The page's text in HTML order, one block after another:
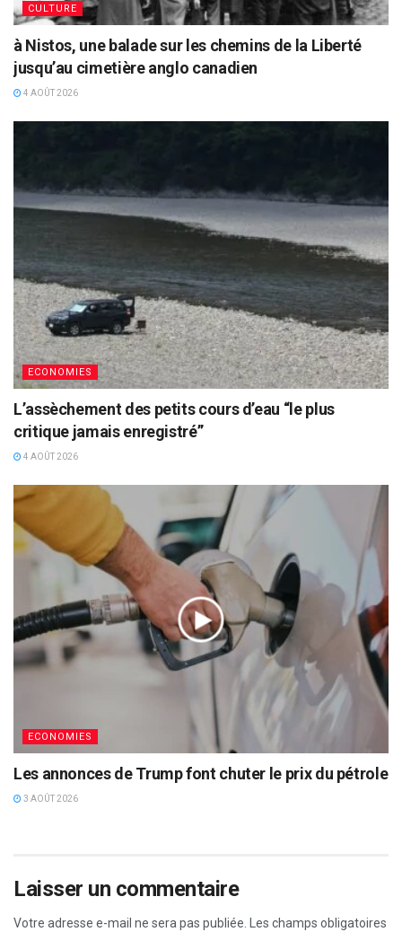
CULTURE
à Nistos, une balade sur les chemins de la Liberté
jusqu’au cimetière anglo canadien
4 AOÛT 2026
ECONOMIES
L’assèchement des petits cours d’eau “le plus
critique jamais enregistré”
4 AOÛT 2026
ECONOMIES
Les annonces de Trump font chuter le prix du pétrole
3 AOÛT 2026
Laisser un commentaire
Votre adresse e-mail ne sera pas publiée. Les champs obligatoires